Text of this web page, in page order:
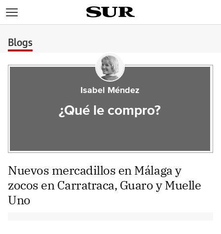
Blogs
Isabel Méndez
¿Qué le compro?
Nuevos mercadillos en Málaga y
zocos en Carratraca, Guaro y Muelle
Uno